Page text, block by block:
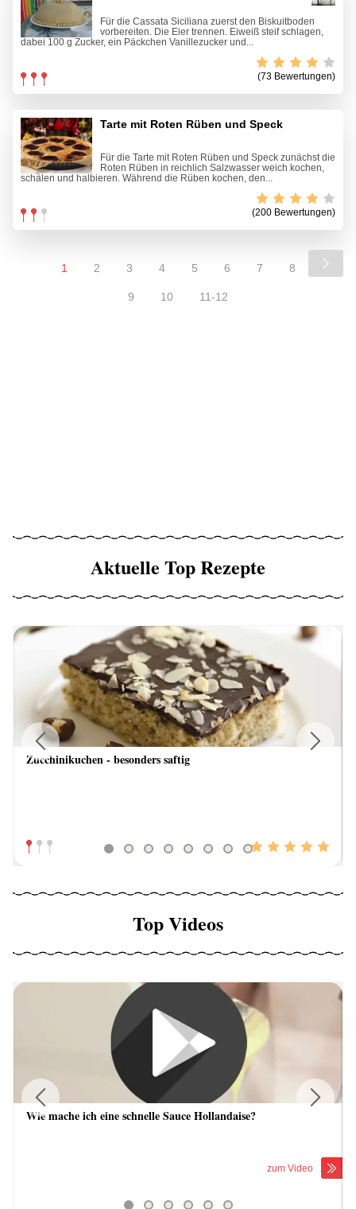
Für die Cassata Siciliana zuerst den Biskuitboden
vorbereiten. Die Eier trennen. Eiweiß steif schlagen,
dabei 100 g Zucker, ein Päckchen Vanillezucker und...
(73 Bewertungen)
Tarte mit Roten Rüben und Speck
Für die Tarte mit Roten Rüben und Speck zunächst die
Roten Rüben in reichlich Salzwasser weich kochen,
schälen und halbieren. Während die Rüben kochen, den...
(200 Bewertungen)
1 2 3 4 5 6 7 8
9 10 11-12
Aktuelle Top Rezepte
Zucchinikuchen - besonders saftig
Previous
Top Videos
Wie mache ich eine schnelle Sauce Hollandaise?
zum Video
Previous